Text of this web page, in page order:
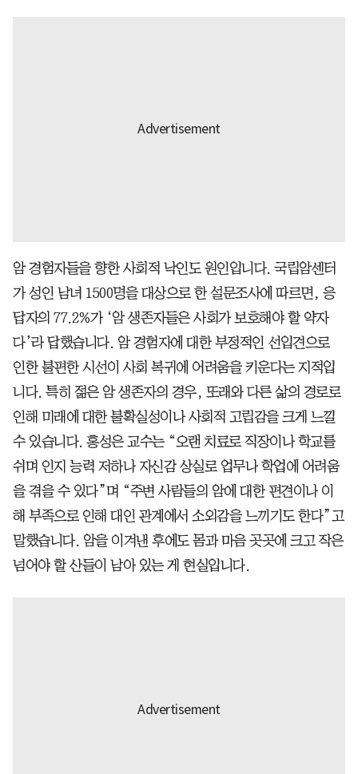
암 경험자들을 향한 사회적 낙인도 원인입니다. 국립암센터
가 성인 남녀 1500명을 대상으로 한 설문조사에 따르면, 응
답자의 77.2%가 ‘암 생존자들은 사회가 보호해야 할 약자
다’라 답했습니다. 암 경험자에 대한 부정적인 선입견으로
인한 불편한 시선이 사회 복귀에 어려움을 키운다는 지적입
니다. 특히 젊은 암 생존자의 경우, 또래와 다른 삶의 경로로
인해 미래에 대한 불확실성이나 사회적 고립감을 크게 느낄
수 있습니다. 홍성은 교수는 “오랜 치료로 직장이나 학교를
쉬며 인지 능력 저하나 자신감 상실로 업무나 학업에 어려움
을 겪을 수 있다”며 “주변 사람들의 암에 대한 편견이나 이
해 부족으로 인해 대인 관계에서 소외감을 느끼기도 한다”고
말했습니다. 암을 이겨낸 후에도 몸과 마음 곳곳에 크고 작은
넘어야 할 산들이 남아 있는 게 현실입니다.